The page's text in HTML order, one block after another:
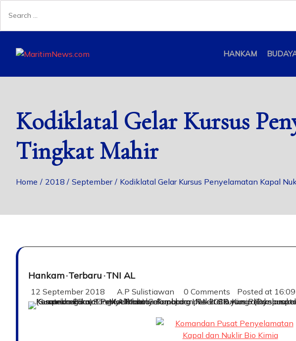
HANKAM
Kodiklatal Gelar Kursus
Tingkat Mahir
Home 2018 September Kodiklatal Gelar Kursus Penyelamatan Kapal
Hankam Terbaru TNI AL
12 September 2018 A.P Sulistiawan 0 Comments Posted at 16:09